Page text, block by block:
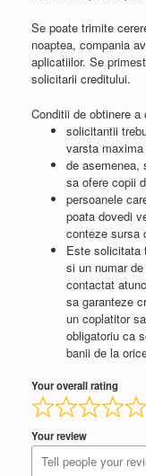
Se poate trimite
noaptea, compania
aplicatiilor. Se
solicitarii creditului.
Conditii de obtinere a
solicitantii
varsta
de asemenea,
sa ofere copii
persoanele
poata dovedi
conteze sursa
Este solicitata
si un numar
contactat
sa garanteze
un coplatitor
obligatoriu ca
banii de la
Your overall rating
Your review